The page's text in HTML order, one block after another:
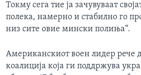
Токму сега тие ја зачувуваат
полека, намерно и стабилно го
низ сите овие мински полиња“.
Американскиот воен лидер рече
коалиција која ги поддржува